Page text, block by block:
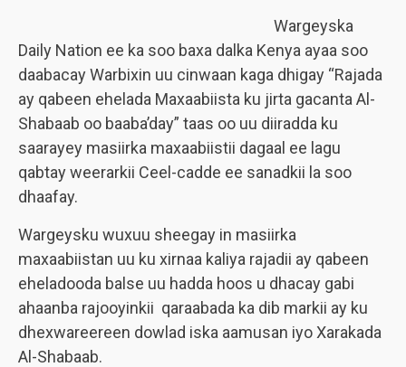
Wargeyska
Daily Nation ee ka soo baxa dalka Kenya ayaa soo
daabacay Warbixin uu cinwaan kaga dhigay “Rajada
ay qabeen ehelada Maxaabiista ku jirta gacanta Al-
Shabaab oo baaba’day” taas oo uu diiradda ku
saarayey masiirka maxaabiistii dagaal ee lagu
qabtay weerarkii Ceel-cadde ee sanadkii la soo
dhaafay.
Wargeysku wuxuu sheegay in masiirka
maxaabiistan uu ku xirnaa kaliya rajadii ay qabeen
eheladooda balse uu hadda hoos u dhacay gabi
ahaanba rajooyinkii qaraabada ka dib markii ay ku
dhexwareereen dowlad iska aamusan iyo Xarakada
Al-Shabaab.